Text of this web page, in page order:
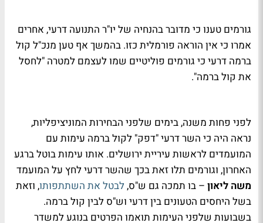
גורמים טענו כי מדובר בהנחיה של יו"ר התנועה דרעי, אחרים
אמרו כי אין הוראה פורמלית כזו. בהמשך אף טען מנכ"ל קול
ברמה דרעי כי גורמים פוליטיים שמו לעצמם למטרה "לחסל
את קול ברמה".
לפני פחות משנה, בימים שלפני הבחירות המוניציפליות,
נראה היה כי השר דרעי "דפק" לקול ברמה עימות עם
המועמדים לראשות עיריית ירושלים. אותו עימות בוטל ברגע
האחרון, וגורמים תלו זאת בכך שהשר דרעי לחץ על המועמד
משה ליאון – בו תמכה גם ש"ס, לבטל את השתתפותו, וזאת
בשל היחסים הטעונים בין דרעי וש"ס לבין קול ברמה.
בשבועות שלפני העימות תואמו הפרטים בנוגע למשדר